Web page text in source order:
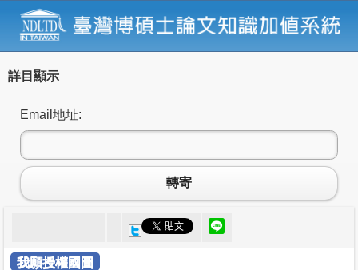
詳目顯示
Email地址:
轉寄
我願授權國圖